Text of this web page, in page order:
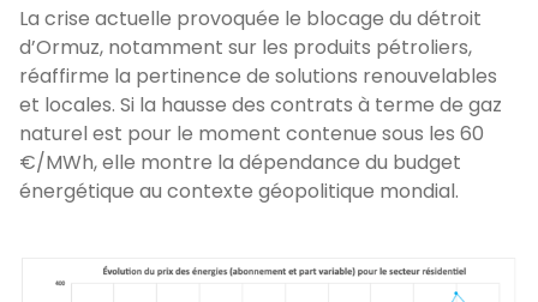
La crise actuelle provoquée le blocage du détroit
d’Ormuz, notamment sur les produits pétroliers,
réaffirme la pertinence de solutions renouvelables
et locales. Si la hausse des contrats à terme de gaz
naturel est pour le moment contenue sous les 60
€/MWh, elle montre la dépendance du budget
énergétique au contexte géopolitique mondial.